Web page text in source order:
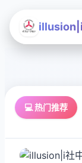
💻 热门推荐